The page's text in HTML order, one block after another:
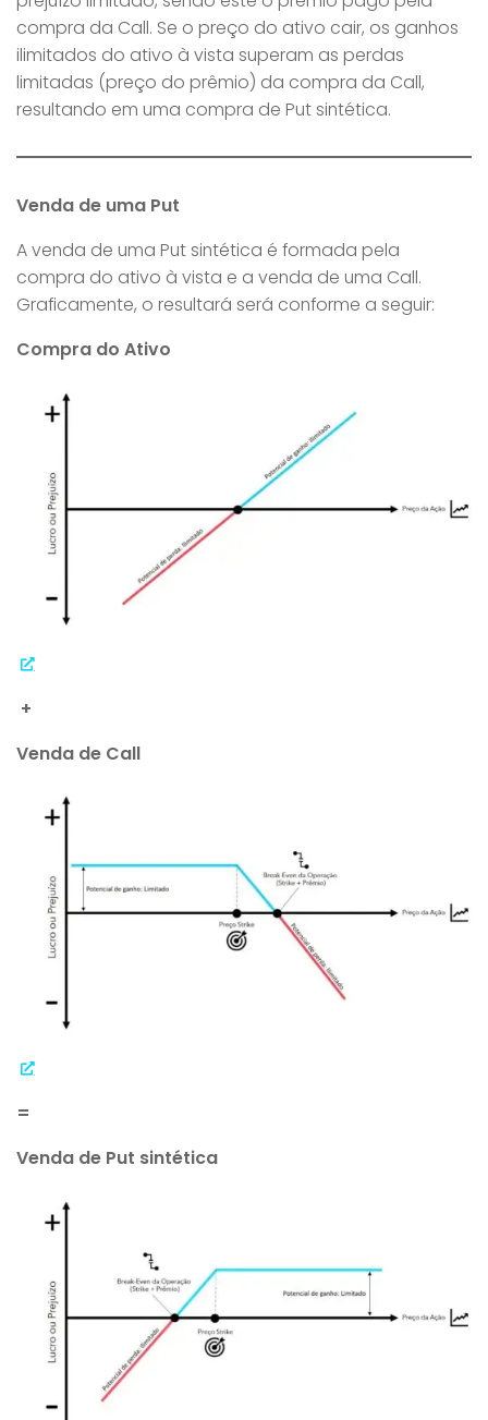
compra da Call. Se o preço do ativo cair, os ganhos
ilimitados do ativo à vista superam as perdas
limitadas (preço do prêmio) da compra da Call,
resultando em uma compra de Put sintética.
Venda de uma Put
A venda de uma Put sintética é formada pela
compra do ativo à vista e a venda de uma Call.
Graficamente, o resultará será conforme a seguir:
Compra do Ativo
+
Venda de Call
=
Venda de Put sintética